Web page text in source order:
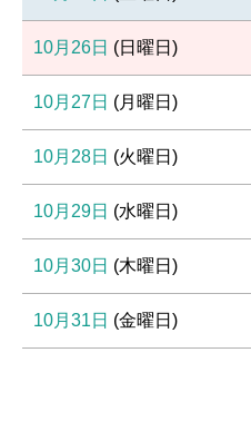
10月26日 (日 曜日 )
10月27日 (月 曜日 )
10月28日 (火曜日 )
10月29日 (水曜日 )
10月30日 (木曜日 )
10月31日 (金曜日 )